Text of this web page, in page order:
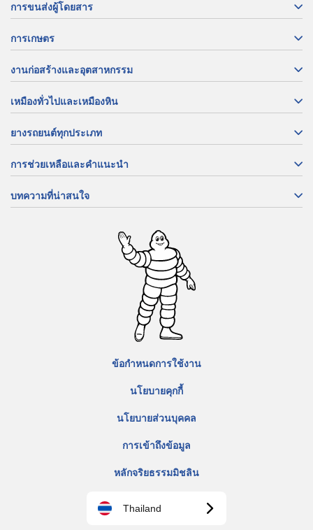
การขนส่งผู้โดยสาร
การเกษตร
งานก่อสร้างและอุตสาหกรรม
เหมืองทั่วไปและเหมืองหิน
ยางรถยนต์ทุกประเภท
การช่วยเหลือและคำแนะนำ
บทความที่น่าสนใจ
ข้อกำหนดการใช้งาน
นโยบายคุกกี้
นโยบายส่วนบุคคล
การเข้าถึงข้อมูล
หลักจริยธรรมมิชลิน
Thailand